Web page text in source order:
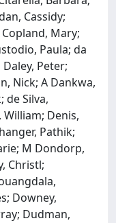
Cassidy;
Mary;
Paula; da
Peter;
Nick; A Dankwa,
de Silva,
William; Denis,
Pathik;
M Dondorp,
Christl;
Downey,
Dudman,